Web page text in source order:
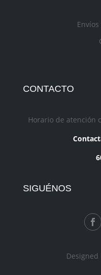
CONTACTO
Horario de atención
SIGUÉNOS